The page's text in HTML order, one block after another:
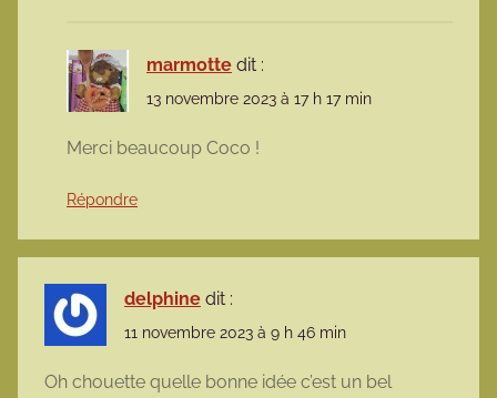
marmotte dit :
13 novembre 2023 à 17 h 17 min
Merci beaucoup Coco !
Répondre
delphine dit :
11 novembre 2023 à 9 h 46 min
Oh chouette quelle bonne idée c’est un bel